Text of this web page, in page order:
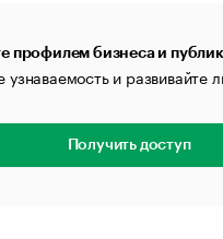
профилем бизнеса и
узнаваемость и развивайте
Получить доступ